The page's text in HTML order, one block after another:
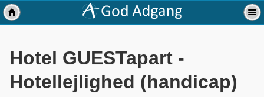
Hotel GUESTapart -
Hotellejlighed (handicap)